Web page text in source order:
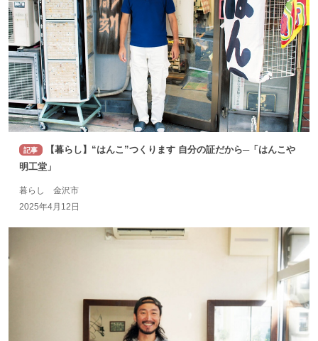
記事
【暮らし】“はんこ”つくります 自分の証だから─「はんこや
明工堂」
暮らし 金沢市
2025年4月12日